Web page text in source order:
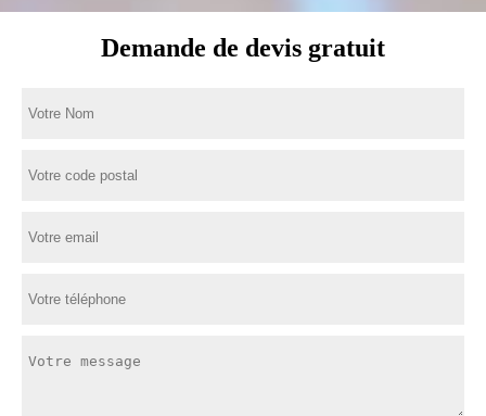
Demande de devis gratuit